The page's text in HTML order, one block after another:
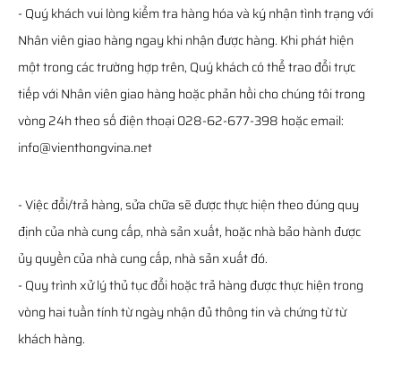
- Quý khách vui lòng kiểm tra hàng hóa và ký nhận tình trạng với
Nhân viên giao hàng ngay khi nhận được hàng. Khi phát hiện
một trong các trường hợp trên, Quý khách có thể trao đổi trực
tiếp với Nhân viên giao hàng hoặc phản hồi cho chúng tôi trong
vòng 24h theo số điện thoại 028-62-677-398 hoặc email:
info@vienthongvina.net
- Việc đổi/trả hàng, sửa chữa sẽ được thực hiện theo đúng quy
định của nhà cung cấp, nhà sản xuất, hoặc nhà bảo hành được
ủy quyền của nhà cung cấp, nhà sản xuất đó.
- Quy trình xử lý thủ tục đổi hoặc trả hàng được thực hiện trong
vòng hai tuần tính từ ngày nhận đủ thông tin và chứng từ từ
khách hàng.